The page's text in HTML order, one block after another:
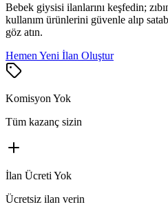
Bebek giysisi ilanlarını keşfedin;
kullanım ürünlerini güvenle alıp
göz atın.
Hemen Yeni İlan Oluştur
Komisyon Yok
Tüm kazanç sizin
İlan Ücreti Yok
Ücretsiz ilan verin